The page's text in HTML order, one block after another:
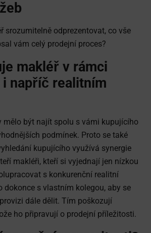
srozumitelně odprezentovat, co vše
vám celý prodejní proces?
makléř v rámci
napříč realitním
mělo být najít spolu s vámi kupujícího
podmínek. Proto se také
kupujícího využívá synergie
makléři, kteří si vyjednají jen nízkou
s konkurenční realitní
dokonce s vlastním kolegou, aby se
dále dělit. Tím poškozují
ho připravují o prodejní příležitosti.